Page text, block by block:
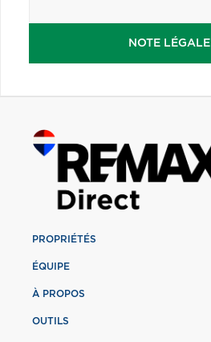
NOTE LÉGALE
PROPRIÉTÉS
ÉQUIPE
À PROPOS
OUTILS